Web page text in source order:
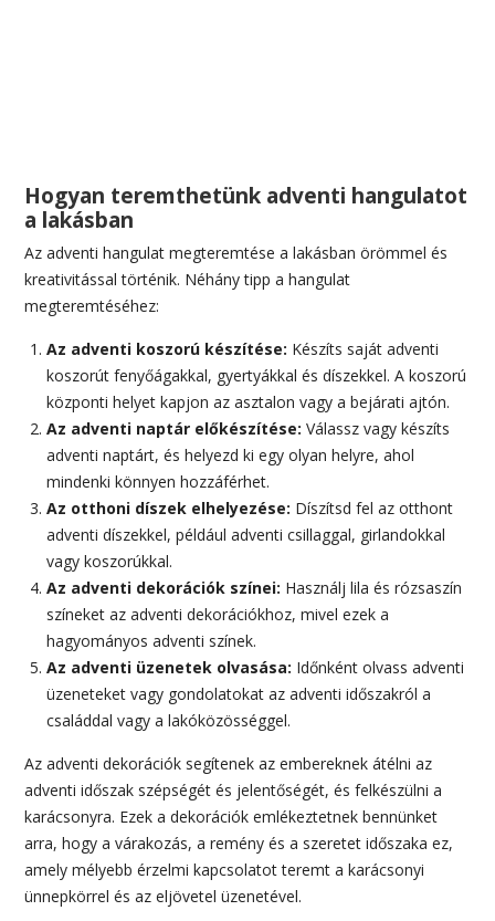
Hogyan teremthetünk adventi hangulatot
a lakásban
Az adventi hangulat megteremtése a lakásban örömmel és
kreativitással történik. Néhány tipp a hangulat
megteremtéséhez:
Az adventi koszorú készítése: Készíts saját adventi
koszorút fenyőágakkal, gyertyákkal és díszekkel. A koszorú
központi helyet kapjon az asztalon vagy a bejárati ajtón.
Az adventi naptár előkészítése: Válassz vagy készíts
adventi naptárt, és helyezd ki egy olyan helyre, ahol
mindenki könnyen hozzáférhet.
Az otthoni díszek elhelyezése: Díszítsd fel az otthont
adventi díszekkel, például adventi csillaggal, girlandokkal
vagy koszorúkkal.
Az adventi dekorációk színei: Használj lila és rózsaszín
színeket az adventi dekorációkhoz, mivel ezek a
hagyományos adventi színek.
Az adventi üzenetek olvasása: Időnként olvass adventi
üzeneteket vagy gondolatokat az adventi időszakról a
családdal vagy a lakóközösséggel.
Az adventi dekorációk segítenek az embereknek átélni az
adventi időszak szépségét és jelentőségét, és felkészülni a
karácsonyra. Ezek a dekorációk emlékeztetnek bennünket
arra, hogy a várakozás, a remény és a szeretet időszaka ez,
amely mélyebb érzelmi kapcsolatot teremt a karácsonyi
ünnepkörrel és az eljövetel üzenetével.